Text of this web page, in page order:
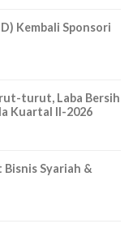
Kembali Sponsori
turut, Laba Bersih
Kuartal II-2026
Syariah &